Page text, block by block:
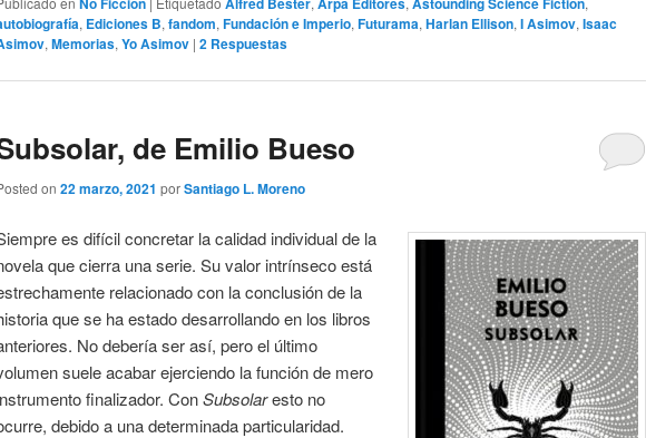
, Ediciones B, fandom, Fundación e Imperio, Futurama, Harlan Ellison, I Asimov, Isaac
, Memorias, Yo Asimov | 2 Respuestas
de Emilio Bueso
on 22 marzo, 2021 porSantiago L. Moreno
es difícil concretar la calidad individual de la
que cierra una serie. Su valor intrínseco está
relacionado con la conclusión de la
que se ha estado desarrollando en los libros
No debería ser así, pero el último
suele acabar ejerciendo la función de mero
finalizador. ConSubsolaresto no
debido a una determinada particularidad.